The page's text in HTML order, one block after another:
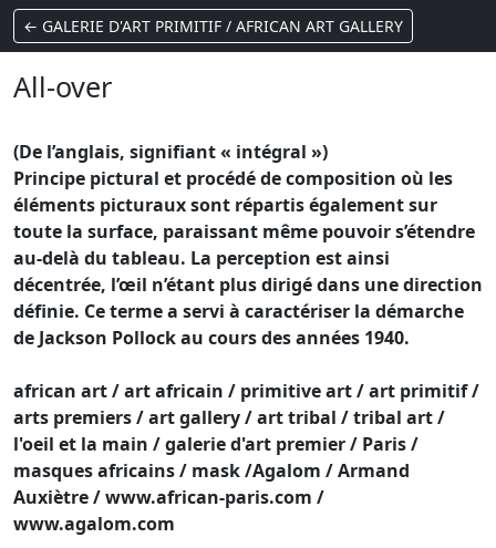
← GALERIE D'ART PRIMITIF / AFRICAN ART GALLERY
All-over
(De l’anglais, signifiant « intégral »)
Principe pictural et procédé de composition où les
éléments picturaux sont répartis également sur
toute la surface, paraissant même pouvoir s’étendre
au-delà du tableau. La perception est ainsi
décentrée, l’œil n’étant plus dirigé dans une direction
définie. Ce terme a servi à caractériser la démarche
de Jackson Pollock au cours des années 1940.
african art / art africain / primitive art / art primitif /
arts premiers / art gallery / art tribal / tribal art /
l'oeil et la main / galerie d'art premier / Paris /
masques africains / mask /Agalom / Armand
Auxiètre / www.african-paris.com /
www.agalom.com